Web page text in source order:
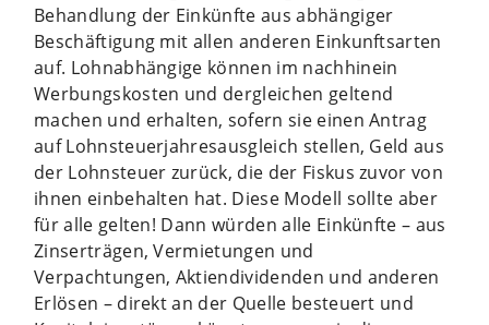
Behandlung der Einkünfte aus abhängiger
Beschäftigung mit allen anderen Einkunftsarten
auf. Lohnabhängige können im nachhinein
Werbungskosten und dergleichen geltend
machen und erhalten, sofern sie einen Antrag
auf Lohnsteuerjahresausgleich stellen, Geld aus
der Lohnsteuer zurück, die der Fiskus zuvor von
ihnen einbehalten hat. Diese Modell sollte aber
für alle gelten! Dann würden alle Einkünfte – aus
Zinserträgen, Vermietungen und
Verpachtungen, Aktiendividenden und anderen
Erlösen – direkt an der Quelle besteuert und